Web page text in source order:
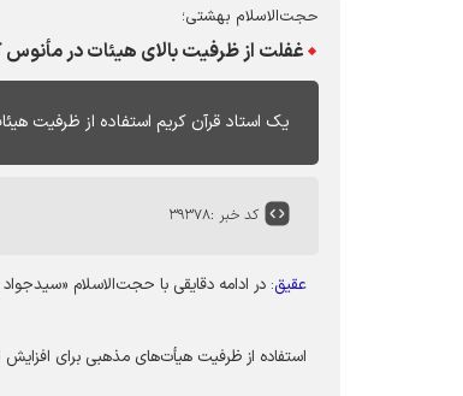
حجت‌الاسلام بهشتی؛
غفلت از ظرفیت بالای هیئات در مأنوس
یک استاد قرآن کریم استفاده از ظرفیت
کد خبر :۳۹۳۷۸
عقیق: در ادامه دقایقی با حجت‌الاسلام
استفاده از ظرفیت هیأت‌های مذهبی برای